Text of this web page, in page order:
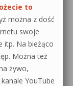
to
można z dość
swoje
itp. Na bieżąco
Można też
żywo,
YouTube